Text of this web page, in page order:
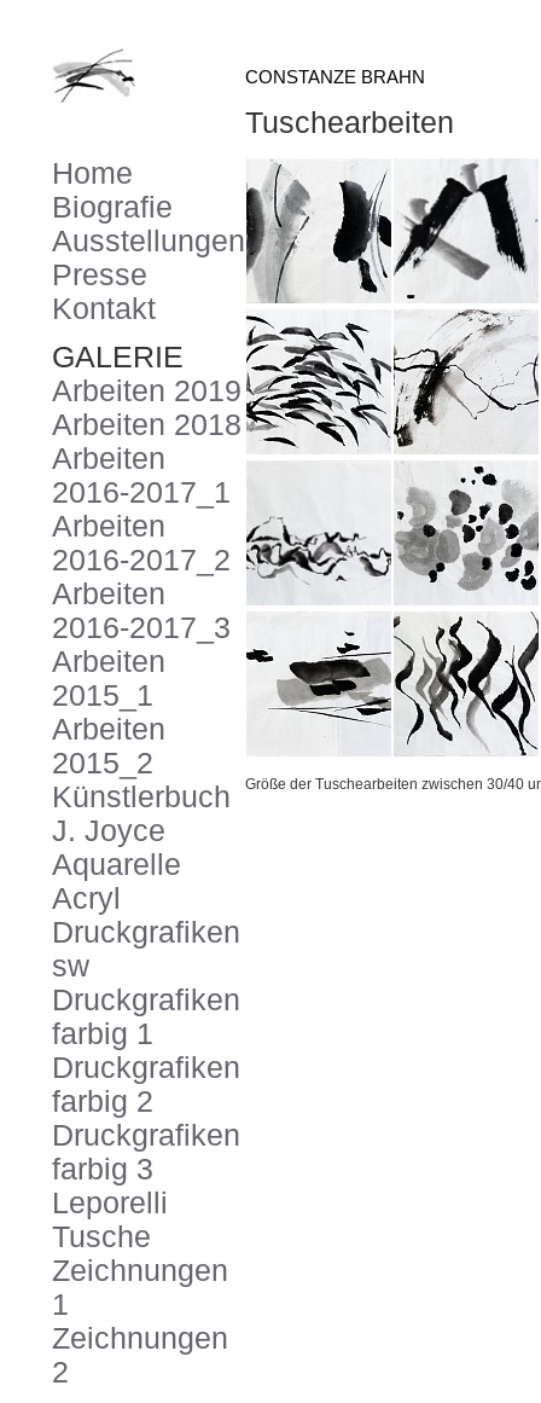
CONSTANZE BRAHN
Tuschearbeiten
Home
Biografie
Ausstellungen
Presse
Kontakt
GALERIE
Arbeiten 2019
Arbeiten 2018
Arbeiten
2016-2017_1
Arbeiten
2016-2017_2
Arbeiten
2016-2017_3
Arbeiten
2015_1
Arbeiten
2015_2
Künstlerbuch
J. Joyce
Aquarelle
Acryl
Druckgrafiken
sw
Druckgrafiken
farbig 1
Druckgrafiken
farbig 2
Druckgrafiken
farbig 3
Leporelli
Tusche
Zeichnungen
1
Zeichnungen
2
Größe der Tuschearbeiten zwischen 30/40